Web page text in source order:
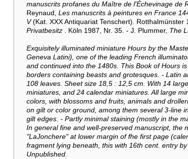
manuscrits profanes du Maître de l'Échevinage de
Reynaud, Les manuscrits à peintures en France
V(Kat. XXX Antiquariat Tenschert).
Privatbesitz. Köln 1987, Nr. 35. - J. Plummer, The
Exquisitely illuminated miniature Hours by the
Geneva Latini), one of the leading French
and continued into the 1480s. This Book of Hours
borders containing beasts and grotesques. - Latin
108 leaves. Sheet size 18,5 : 12,5 cm. With 14
miniatures, and 24 calendar miniatures. All large
colors, with blossoms and fruits, animals and
on gilt or color ground, among them several 3-line
gilt edges. - Partly minimal staining (mostly in the
In general fine and well-preserved manuscript, the
"LaJonchere" at lower margin of fhe first page
fragment lying beneath, this with 16th cent. entry
Unpublished.